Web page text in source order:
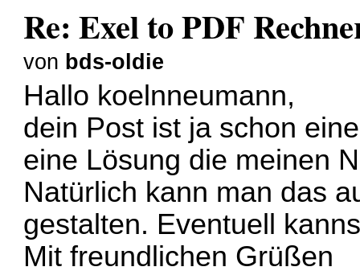
Re: Exel to PDF
von bds-oldie
Hallo koelnneumann,
dein Post ist ja schon
eine Lösung die meinen
Natürlich kann man das
gestalten. Eventuell
Mit freundlichen Grüßen